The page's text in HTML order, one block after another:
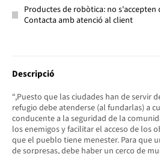
Productes de robòtica: no
Contacta amb atenció al client
Descripció
“,Puesto que las ciudades han de servir
refugio debe atenderse (al fundarlas) a
conducente a la seguridad de la
los enemigos y facilitar el acceso de los
que el pueblo tiene menester. Para que
de sorpresas, debe haber un cerco de